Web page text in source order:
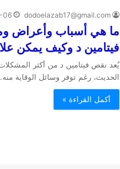
dodoelazab17@gmail.com
06
ما هي أسباب وأعراض
فيتامين د وكيف يمكن
يُعد نقص فيتامين د من أكثر
الحديث، رغم توفر وسائل الوقاية
أكمل القراءة »